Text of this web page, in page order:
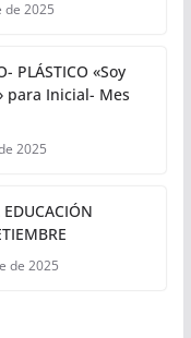
de 2025
PLÁSTICO «Soy
para Inicial- Mes
2025
EDUCACIÓN
de 2025